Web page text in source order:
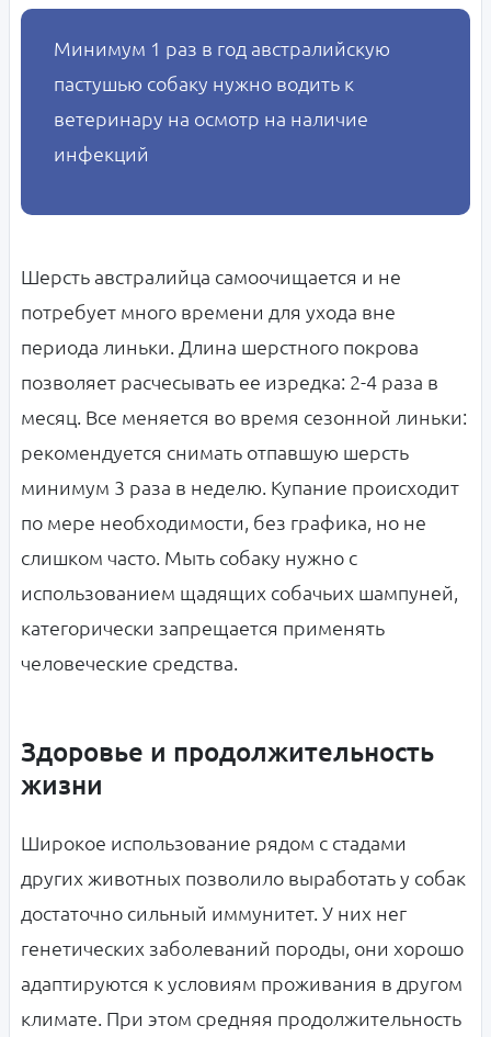
Минимум 1 раз в год австралийскую
пастушью собаку нужно водить к
ветеринару на осмотр на наличие
инфекций
Шерсть австралийца самоочищается и не
потребует много времени для ухода вне
периода линьки. Длина шерстного покрова
позволяет расчесывать ее изредка: 2-4 раза в
месяц. Все меняется во время сезонной линьки:
рекомендуется снимать отпавшую шерсть
минимум 3 раза в неделю. Купание происходит
по мере необходимости, без графика, но не
слишком часто. Мыть собаку нужно с
использованием щадящих собачьих шампуней,
категорически запрещается применять
человеческие средства.
Здоровье и продолжительность
жизни
Широкое использование рядом с стадами
других животных позволило выработать у собак
достаточно сильный иммунитет. У них нег
генетических заболеваний породы, они хорошо
адаптируются к условиям проживания в другом
климате. При этом средняя продолжительность